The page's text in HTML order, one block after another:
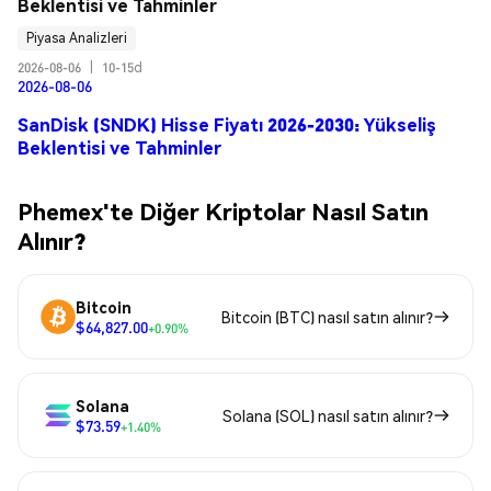
Piyasa Analizleri
2026-08-06
10-15d
2026-08-06
SanDisk (SNDK) Hisse Fiyatı 2026-2030: Yükseliş
Beklentisi ve Tahminler
Phemex'te Diğer Kriptolar Nasıl Satın
Alınır?
Bitcoin
$64,827.00+0.90%
Bitcoin (BTC) nasıl satın alınır?
Solana
$73.59+1.40%
Solana (SOL) nasıl satın alınır?